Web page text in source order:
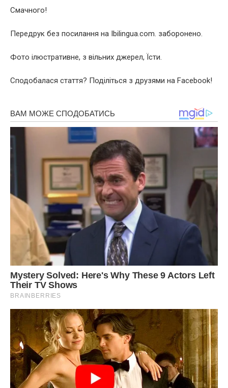
Смачного!
Передрук без посилання на Ibilingua.com. заборонено.
Фото ілюстративне, з вільних джерел, Їсти.
Сподобалася стаття? Поділіться з друзями на Facebook!